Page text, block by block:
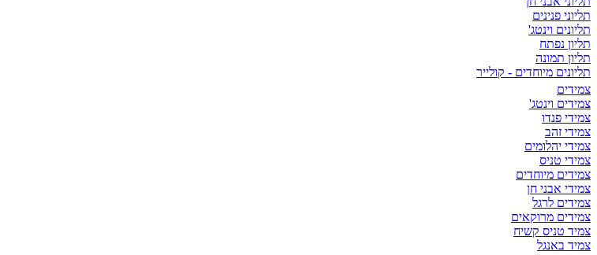
תליוני פנינים
תליונים וינטג'
תליון נפתח
תליון תמונה
תליונים מיוחדים - קולייר
צמידים
צמידים וינטג'
צמידי פנדו
צמידי זהב
צמידי יהלומים
צמידי טניס
צמידים מיוחדים
צמידי אבני חן
צמידים לרגל
צמידים מרוקאים
צמיד טניס קשיח
צמיד באנגל